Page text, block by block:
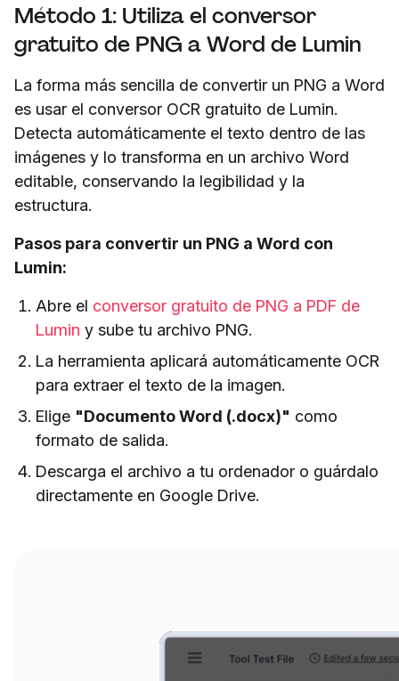
Método 1: Utiliza el conversor
gratuito de PNG a Word de Lumin
La forma más sencilla de convertir un PNG a Word
es usar el conversor OCR gratuito de Lumin.
Detecta automáticamente el texto dentro de las
imágenes y lo transforma en un archivo Word
editable, conservando la legibilidad y la
estructura.
Pasos para convertir un PNG a Word con
Lumin:
Abre el conversor gratuito de PNG a PDF de
Lumin y sube tu archivo PNG.
La herramienta aplicará automáticamente OCR
para extraer el texto de la imagen.
Elige "Documento Word (.docx)" como
formato de salida.
Descarga el archivo a tu ordenador o guárdalo
directamente en Google Drive.